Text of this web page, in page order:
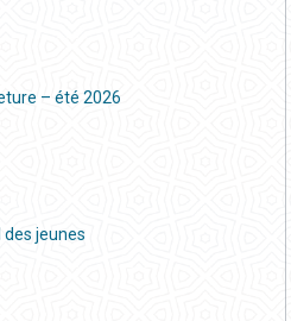
– été 2026
jeunes